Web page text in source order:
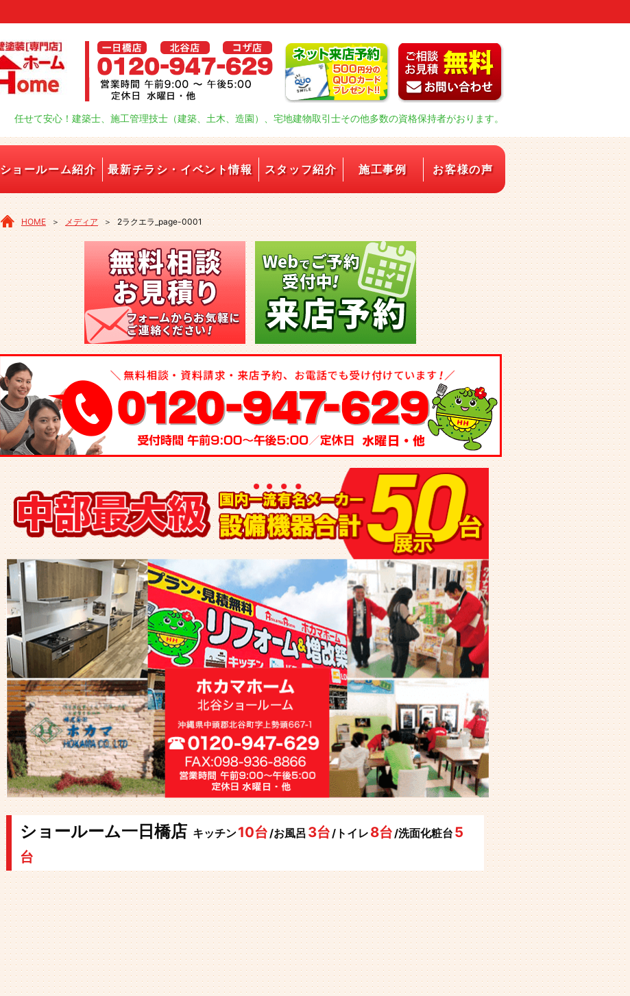
任せて安心！建築士、施工管理技士（建築、土木、造園）、宅地建物取引士その他多数の資格保持者がおります。
ショールーム紹介 最新チラシ・イベント情報 スタッフ紹介 施工事例 お客様の声
HOME ＞ メディア ＞ 2ラクエラ_page-0001
ショールーム一日橋店 キッチン10台/お風呂 3台/トイレ 8台/洗面化粧台 5
台